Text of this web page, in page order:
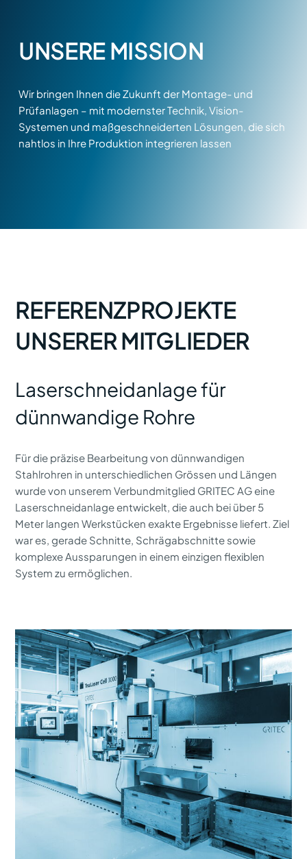
UNSERE MISSION
Wir bringen Ihnen die Zukunft der Montage- und
Prüfanlagen – mit modernster Technik, Vision-
Systemen und maßgeschneiderten Lösungen, die sich
nahtlos in Ihre Produktion integrieren lassen
REFERENZPROJEKTE
UNSERER MITGLIEDER
Laserschneidanlage für
dünnwandige Rohre
Für die präzise Bearbeitung von dünnwandigen
Stahlrohren in unterschiedlichen Grössen und Längen
wurde von unserem Verbundmitglied GRITEC AG eine
Laserschneidanlage entwickelt, die auch bei über 5
Meter langen Werkstücken exakte Ergebnisse liefert. Ziel
war es, gerade Schnitte, Schrägabschnitte sowie
komplexe Aussparungen in einem einzigen flexiblen
System zu ermöglichen.